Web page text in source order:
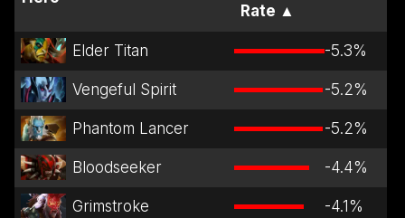
Rate ▲
Elder Titan -5.3%
Vengeful Spirit -5.2%
Phantom Lancer -5.2%
Bloodseeker -4.4%
Grimstroke -4.1%